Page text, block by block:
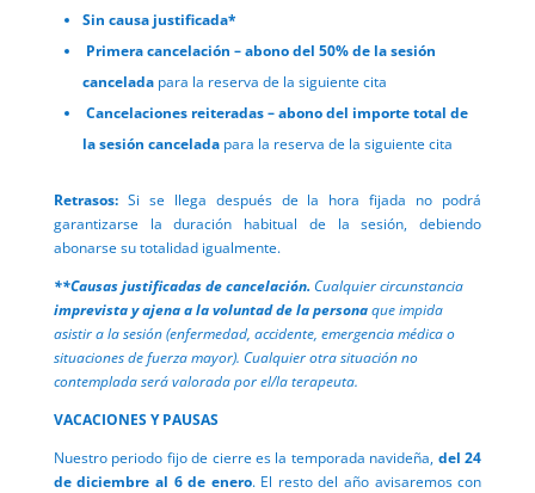
Sin causa justificada*
Primera cancelación – abono del 50% de la sesión
canceladapara la reserva de la siguiente cita
Cancelaciones reiteradas – abono del importe total de
la sesión canceladapara la reserva de la siguiente cita
Retrasos: Si se llega después de la hora fijada no podrá
garantizarse la duración habitual de la sesión, debiendo
abonarse su totalidad igualmente.
**Causas justificadas de cancelación. Cualquier circunstancia
imprevista y ajena a la voluntad de la personaque impida
asistir a la sesión (enfermedad, accidente, emergencia médica o
situaciones de fuerza mayor). Cualquier otra situación no
contemplada será valorada por el/la terapeuta.
VACACIONES Y PAUSAS
Nuestro periodo fijo de cierre es la temporada navideña, del 24
de diciembre al 6 de enero. El resto del año avisaremos con